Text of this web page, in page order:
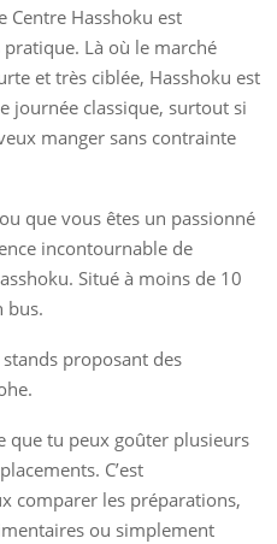
Centre Hasshoku est
Là où le marché
et très ciblée, Hasshoku est
journée classique, surtout si
manger sans contrainte
que vous êtes un passionné
incontournable de
Situé à moins de 10
bus.
proposant des
que tu peux goûter plusieurs
C’est
comparer les préparations,
ou simplement